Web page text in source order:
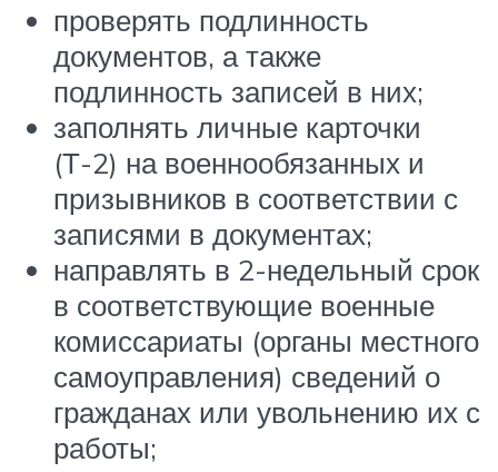
проверять подлинность
документов, а также
подлинность записей в них;
заполнять личные карточки
(Т-2) на военнообязанных и
призывников в соответствии с
записями в документах;
направлять в 2-недельный срок
в соответствующие военные
комиссариаты (органы местного
самоуправления) сведений о
гражданах или увольнению их с
работы;